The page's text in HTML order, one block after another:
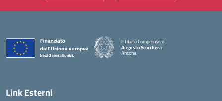
Istituto Comprensivo
Augusto Scocchera
Ancona
Link Esterni